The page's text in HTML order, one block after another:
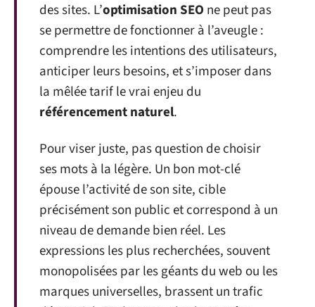
des sites. L’optimisation SEO ne peut pas
se permettre de fonctionner à l’aveugle :
comprendre les intentions des utilisateurs,
anticiper leurs besoins, et s’imposer dans
la mêlée tarif le vrai enjeu du
référencement naturel.
Pour viser juste, pas question de choisir
ses mots à la légère. Un bon mot-clé
épouse l’activité de son site, cible
précisément son public et correspond à un
niveau de demande bien réel. Les
expressions les plus recherchées, souvent
monopolisées par les géants du web ou les
marques universelles, brassent un trafic